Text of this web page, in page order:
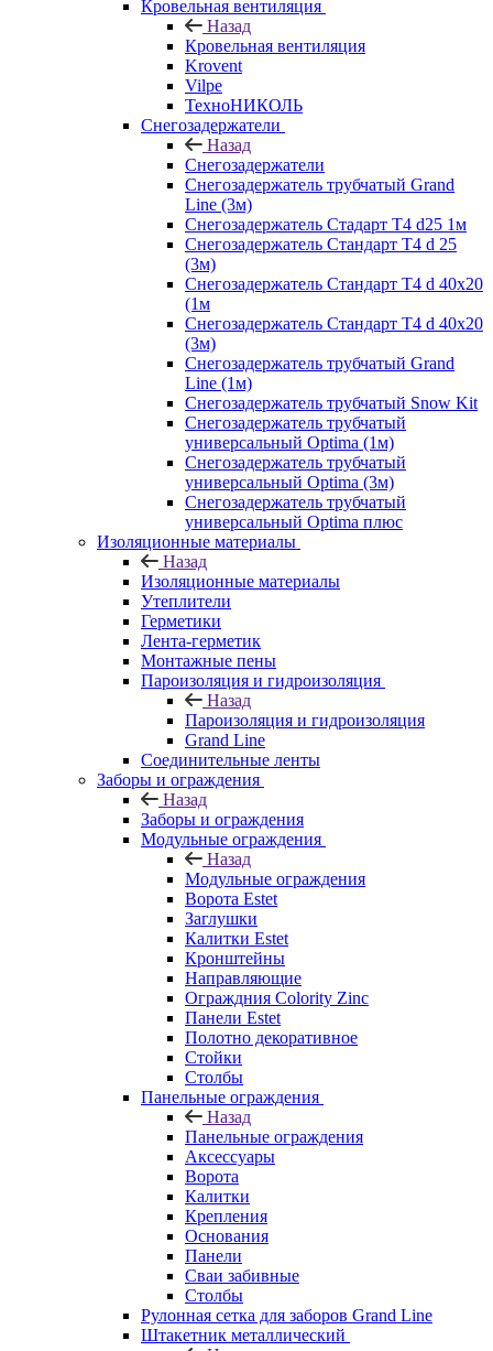
Кровельная вентиляция
Назад
Кровельная вентиляция
Krovent
Vilpe
ТехноНИКОЛЬ
Снегозадержатели
Назад
Снегозадержатели
Снегозадержатель трубчатый Grand
Line (3м)
Снегозадержатель Стадарт Т4 d25 1м
Снегозадержатель Стандарт Т4 d 25
(3м)
Снегозадержатель Стандарт Т4 d 40х20
(1м
Снегозадержатель Стандарт Т4 d 40х20
(3м)
Снегозадержатель трубчатый Grand
Line (1м)
Снегозадержатель трубчатый Snow Kit
Снегозадержатель трубчатый
универсальный Optima (1м)
Снегозадержатель трубчатый
универсальный Optima (3м)
Снегозадержатель трубчатый
универсальный Optima плюс
Изоляционные материалы
Назад
Изоляционные материалы
Утеплители
Герметики
Лента-герметик
Монтажные пены
Пароизоляция и гидроизоляция
Назад
Пароизоляция и гидроизоляция
Grand Line
Соединительные ленты
Заборы и ограждения
Назад
Заборы и ограждения
Модульные ограждения
Назад
Модульные ограждения
Ворота Estet
Заглушки
Калитки Estet
Кронштейны
Направляющие
Ограждния Colority Zinc
Панели Estet
Полотно декоративное
Стойки
Столбы
Панельные ограждения
Назад
Панельные ограждения
Аксессуары
Ворота
Калитки
Крепления
Основания
Панели
Сваи забивные
Столбы
Рулонная сетка для заборов Grand Line
Штакетник металлический